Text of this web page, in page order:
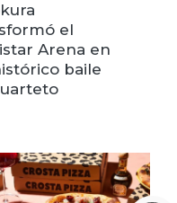
el
Arena en
baile